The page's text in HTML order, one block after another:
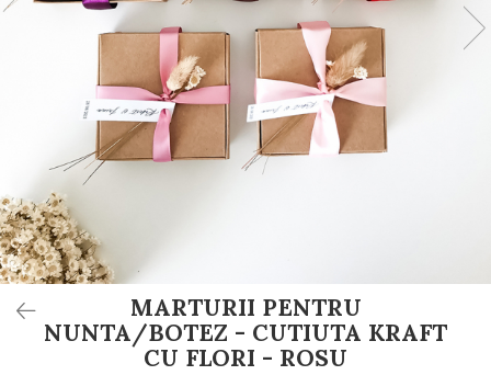
Plicuri pentru bani Botez
Accesorii și decor botez
Lumânări botez
Mărturii botez
Pahare botez
Toppers Candy bar
Trusouri botez
Etichete marturii botez
MARTURII PENTRU
NUNTA/BOTEZ - CUTIUTA KRAFT
CU FLORI - ROSU